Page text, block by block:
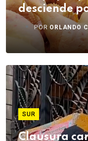
desciende
POR ORLANDO
SUR
Clausura